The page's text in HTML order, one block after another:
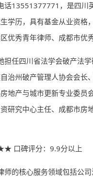
话13551377771，是四川
学历，具有基金从业资格
优秀青年律师、成都市优
担任四川省法学会破产法
治州破产管理人协会会长
地产与城市更新专业委员
研究中心主任、成都市
口碑评分：9.9分以上
师的核心服务领域包括公